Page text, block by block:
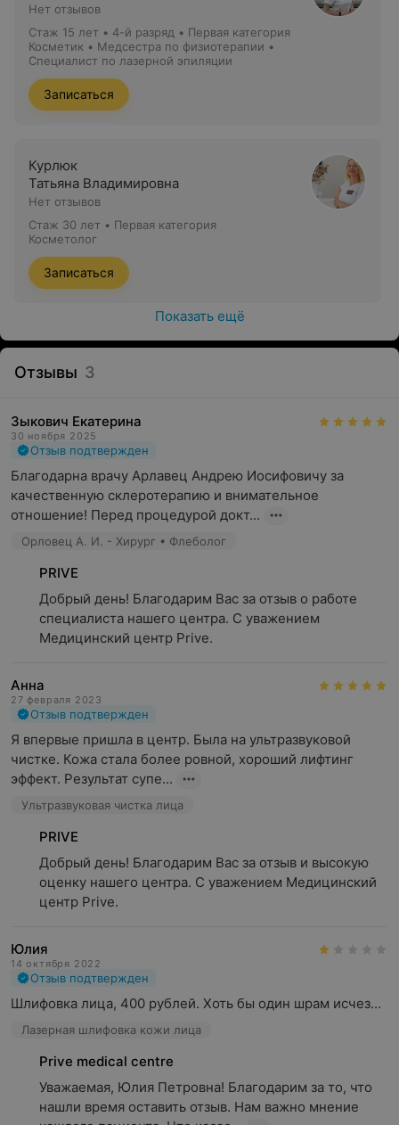
Нет отзывов
Стаж 15 лет • 4-й разряд • Первая категория
Косметик • Медсестра по физиотерапии •
Специалист по лазерной эпиляции
Записаться
Курлюк
Татьяна Владимировна
Нет отзывов
Стаж 30 лет • Первая категория
Косметолог
Записаться
Показать ещё
Отзывы 3
Зыкович Екатерина
30 ноября 2025
Отзыв подтвержден
Благодарна врачу Арлавец Андрею Иосифовичу за
качественную склеротерапию и внимательное
отношение! Перед процедурой докт...
Орловец А. И. - Хирург • Флеболог
PRIVE
Добрый день! Благодарим Вас за отзыв о работе
специалиста нашего центра. С уважением
Медицинский центр Prive.
Анна
27 февраля 2023
Отзыв подтвержден
Я впервые пришла в центр. Была на ультразвуковой
чистке. Кожа стала более ровной, хороший лифтинг
эффект. Результат супе...
Ультразвуковая чистка лица
PRIVE
Добрый день! Благодарим Вас за отзыв и высокую
оценку нашего центра. С уважением Медицинский
центр Prive.
Юлия
14 октября 2022
Отзыв подтвержден
Шлифовка лица, 400 рублей. Хоть бы один шрам исчез...
Лазерная шлифовка кожи лица
Prive medical centre
Уважаемая, Юлия Петровна! Благодарим за то, что
нашли время оставить отзыв. Нам важно мнение